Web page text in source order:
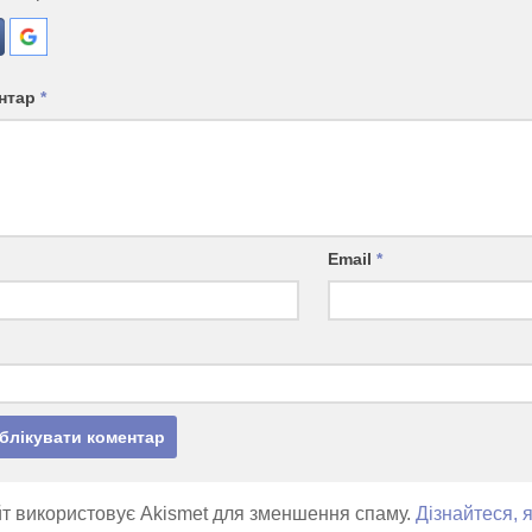
*
Email*
використовує Akismet для зменшення спаму. Дізнайтеся,